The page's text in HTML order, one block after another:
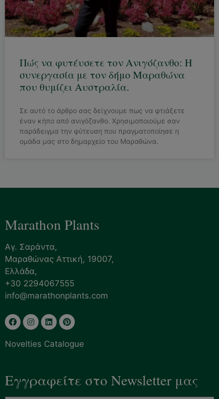
Πώς να φυτέυσετε τον Ανιγόζανθο: Η
συνεργασία με τον δήμο Μαραθώνα
που θυμίζει Αυστραλία.
Σε αυτό το άρθρο σας δείχνουμε πως να φτιάξετε
έναν κήπο από ανιγόζανθο. Χρησιμοποιούμε σαν
παράδειγμα την φύτευση που πραγματοποίησε η
ομάδα μας στο δημαρχείο του Μαραθώνα.
Marathon Plants
Αγ. Σαράντα,
Μαραθώνας Αττική, 19007,
Ελλάδα,
+30 2294067555
info@marathonplants.com
Novelties Catalogue
Εγγραφείτε στο Newsletter μας